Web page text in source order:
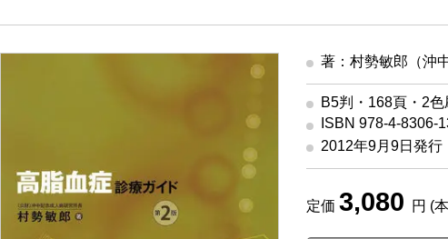
著：村勢敏郎（沖
B5判・168頁・2色
ISBN 978-4-8306-
2012年9月9日発行
定価 3,080 円 (